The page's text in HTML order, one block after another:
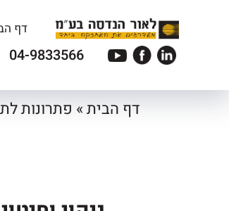
דף
04-9833566
דף הבית» פתרונות